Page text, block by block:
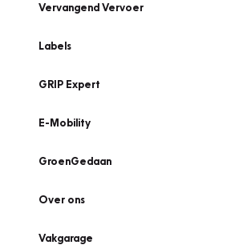
Vervangend Vervoer
Labels
GRIP Expert
E-Mobility
GroenGedaan
Over ons
Vakgarage